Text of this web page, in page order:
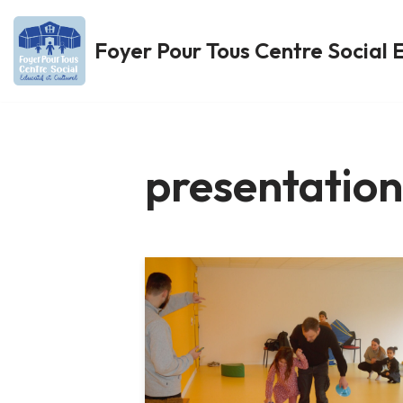
Aller
au
Foyer Pour Tous Centre
presentation